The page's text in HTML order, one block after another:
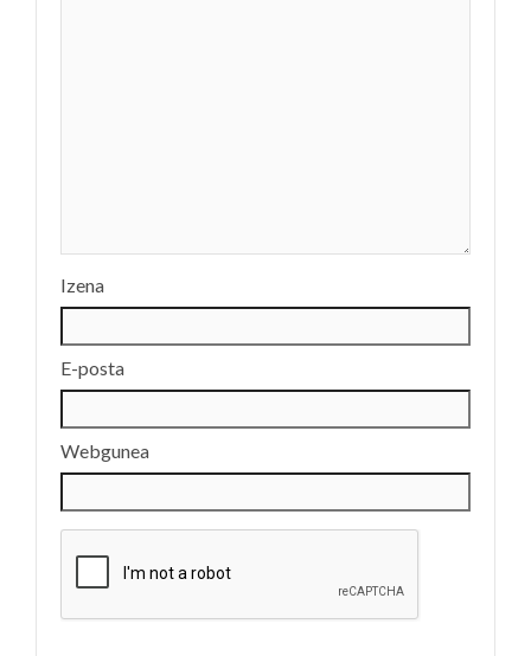
Izena
E-posta
Webgunea